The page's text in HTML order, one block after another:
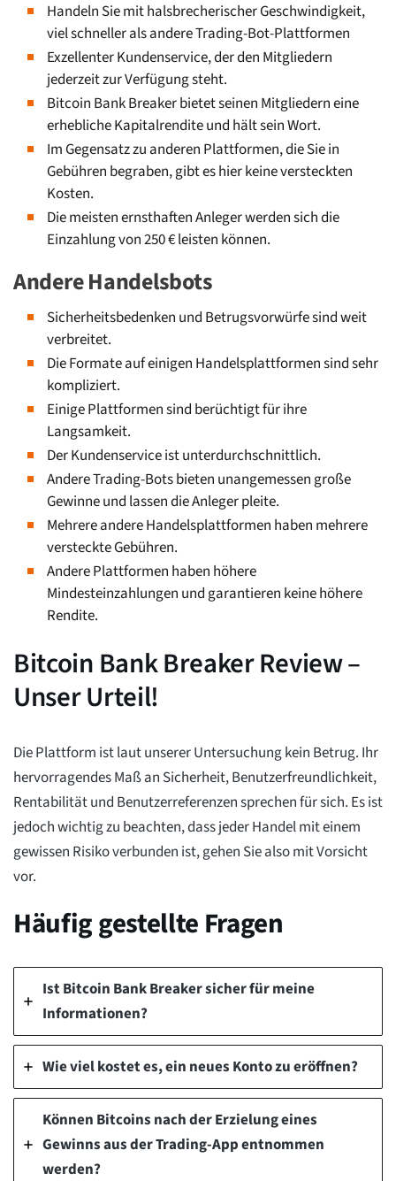
Handeln Sie mit halsbrecherischer Geschwindigkeit,
viel schneller als andere Trading-Bot-Plattformen
Exzellenter Kundenservice, der den Mitgliedern
jederzeit zur Verfügung steht.
Bitcoin Bank Breaker bietet seinen Mitgliedern eine
erhebliche Kapitalrendite und hält sein Wort.
Im Gegensatz zu anderen Plattformen, die Sie in
Gebühren begraben, gibt es hier keine versteckten
Kosten.
Die meisten ernsthaften Anleger werden sich die
Einzahlung von 250 € leisten können.
Andere Handelsbots
Sicherheitsbedenken und Betrugsvorwürfe sind weit
verbreitet.
Die Formate auf einigen Handelsplattformen sind sehr
kompliziert.
Einige Plattformen sind berüchtigt für ihre
Langsamkeit.
Der Kundenservice ist unterdurchschnittlich.
Andere Trading-Bots bieten unangemessen große
Gewinne und lassen die Anleger pleite.
Mehrere andere Handelsplattformen haben mehrere
versteckte Gebühren.
Andere Plattformen haben höhere
Mindesteinzahlungen und garantieren keine höhere
Rendite.
Bitcoin Bank Breaker Review –
Unser Urteil!
Die Plattform ist laut unserer Untersuchung kein Betrug. Ihr
hervorragendes Maß an Sicherheit, Benutzerfreundlichkeit,
Rentabilität und Benutzerreferenzen sprechen für sich. Es ist
jedoch wichtig zu beachten, dass jeder Handel mit einem
gewissen Risiko verbunden ist, gehen Sie also mit Vorsicht
vor.
Häufig gestellte Fragen
Ist Bitcoin Bank Breaker sicher für meine
Informationen?
Wie viel kostet es, ein neues Konto zu eröffnen?
Können Bitcoins nach der Erzielung eines
Gewinns aus der Trading-App entnommen
werden?